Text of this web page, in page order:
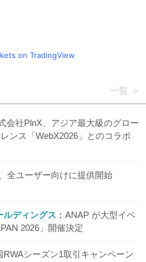
on TradingView
一覧
会社PlnX、アジア最大級のグロー
ンス「WebX2026」とのコラボ
全ユーザー向けに提供開始
ディングス
ANAP が大型イベ
2026」開催決定
RWAシーズン1取引キャンペーン